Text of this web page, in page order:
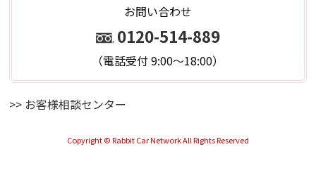
お問い合わせ
0120-514-889
（電話受付 9:00～18:00）
>> お客様相談センター
Copyright © Rabbit Car Network All Rights Reserved